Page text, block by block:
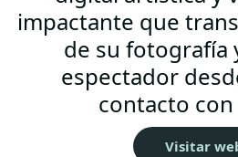
impactante que
de su fotografía
espectador
contacto con
Visitar